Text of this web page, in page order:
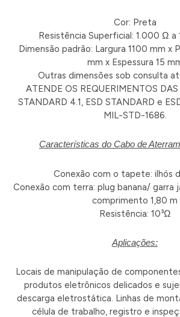
Cor: Preta
Resistência Superficial: 1.000 Ω
Dimensão padrão: Largura 1100 mm x
mm x Espessura 15
Outras dimensões sob consulta
ATENDE OS REQUERIMENTOS
STANDARD 4.1, ESD STANDARD e
MIL-STD-1686.
Características do Cabo de
Conexão com o tapete: ilhós
Conexão com terra: plug banana/ garra
comprimento 1,80 m
Resistência: 10³Ω
Aplicações:
Locais de manipulação de
produtos eletrônicos delicados e
descarga eletrostática. Linhas de
célula de trabalho, registro e